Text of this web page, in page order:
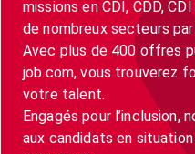
missions en CDI, CDD,
de nombreux secteurs
Avec plus de 400 offres
job.com, vous trouverez
votre talent.
Engagés pour l’inclusion,
aux candidats en